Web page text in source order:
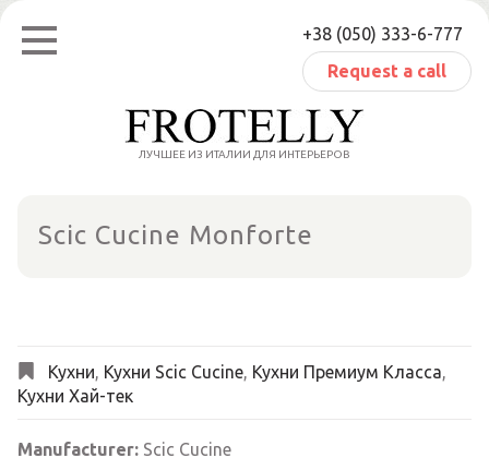
Skip
content
+38 (050) 333-6-777
Request a call
ЛУЧШЕЕ ИЗ ИТАЛИИ ДЛЯ ИНТЕРЬЕРОВ
Scic Cucine Monforte
Кухни, Кухни Scic Cucine, Кухни Премиум Класса,
Кухни Хай-тек
Manufacturer: Scic Cucine